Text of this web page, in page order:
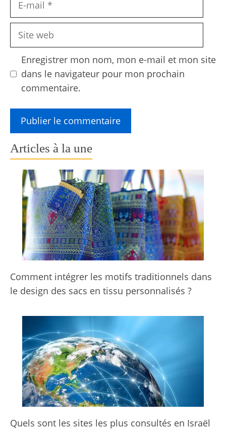
Site
Enregistrer mon nom, mon e-mail et mon site
dans le navigateur pour mon prochain
commentaire.
Articles à la une
Comment intégrer les motifs traditionnels dans
le design des sacs en tissu personnalisés ?
Quels sont les sites les plus consultés en Israël